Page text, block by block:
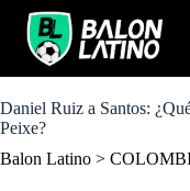
o
c
n
Daniel Ruiz a Santos:
Peixe?
Balon Latino >